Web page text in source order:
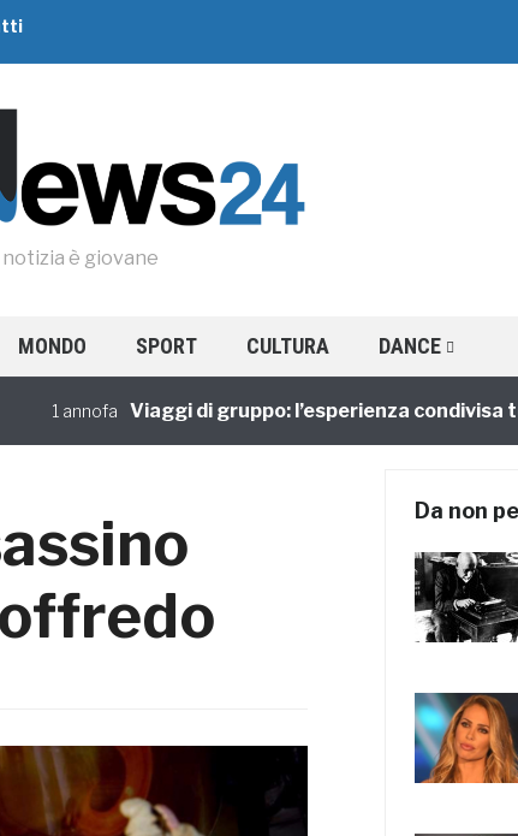
notizia è giovane
MONDO SPORT CULTURA DANCE
1 annofa Viaggi di gruppo: l’esperienza condivisa torna
Da non